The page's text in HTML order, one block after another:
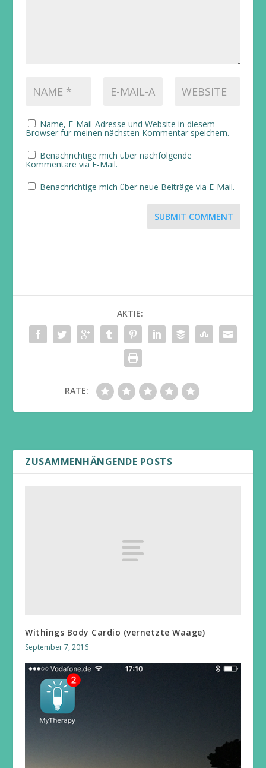
Name, E-Mail-Adresse und Website in diesem
Browser für meinen nächsten Kommentar speichern.
Benachrichtige mich über nachfolgende
Kommentare via E-Mail.
Benachrichtige mich über neue Beiträge via E-Mail.
SUBMIT COMMENT
AKTIE:
RATE:
ZUSAMMENHÄNGENDE POSTS
Withings Body Cardio (vernetzte Waage)
September 7, 2016